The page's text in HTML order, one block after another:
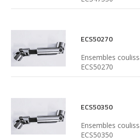
ECS50270
Ensembles
ECS50270
ECS50350
Ensembles
ECS50350